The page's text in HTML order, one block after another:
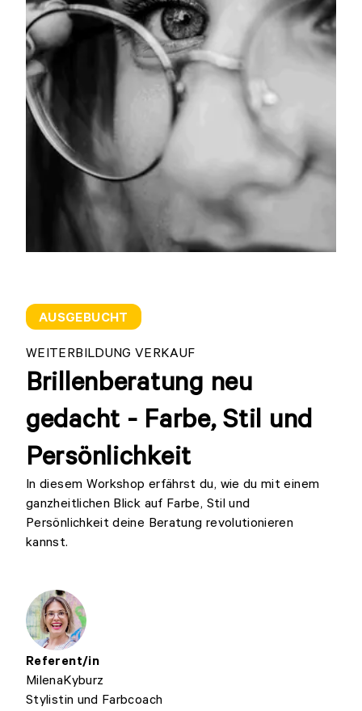
AUSGEBUCHT
WEITERBILDUNG VERKAUF
Brillenberatung neu
gedacht - Farbe, Stil und
Persönlichkeit
In diesem Workshop erfährst du, wie du mit einem
ganzheitlichen Blick auf Farbe, Stil und
Persönlichkeit deine Beratung revolutionieren
kannst.
Referent/in
MilenaKyburz
Stylistin und Farbcoach